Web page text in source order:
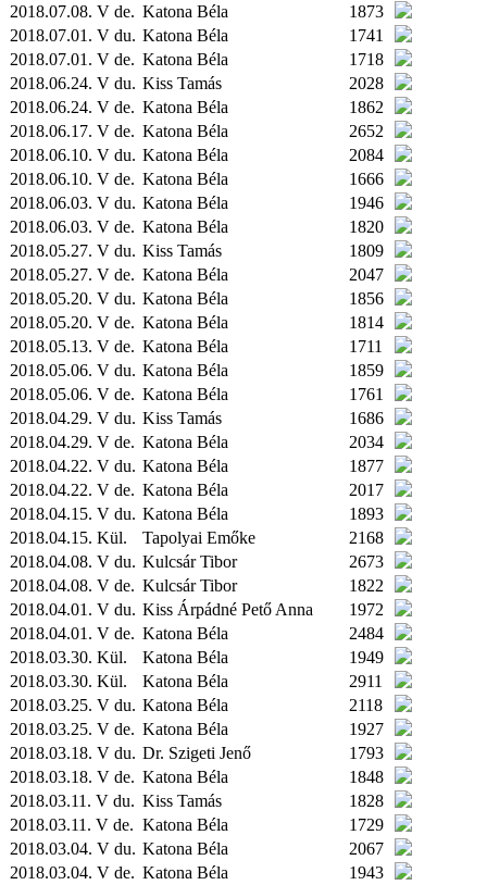
2018.07.08. V de. Katona Béla
1873
2018.07.01. V du. Katona Béla
1741
2018.07.01. V de. Katona Béla
1718
2018.06.24. V du. Kiss Tamás
2028
2018.06.24. V de. Katona Béla
1862
2018.06.17. V de. Katona Béla
2652
2018.06.10. V du. Katona Béla
2084
2018.06.10. V de. Katona Béla
1666
2018.06.03. V du. Katona Béla
1946
2018.06.03. V de. Katona Béla
1820
2018.05.27. V du. Kiss Tamás
1809
2018.05.27. V de. Katona Béla
2047
2018.05.20. V du. Katona Béla
1856
2018.05.20. V de. Katona Béla
1814
2018.05.13. V de. Katona Béla
1711
2018.05.06. V du. Katona Béla
1859
2018.05.06. V de. Katona Béla
1761
2018.04.29. V du. Kiss Tamás
1686
2018.04.29. V de. Katona Béla
2034
2018.04.22. V du. Katona Béla
1877
2018.04.22. V de. Katona Béla
2017
2018.04.15. V du. Katona Béla
1893
2018.04.15. Kül. Tapolyai Emőke
2168
2018.04.08. V du. Kulcsár Tibor
2673
2018.04.08. V de. Kulcsár Tibor
1822
2018.04.01. V du. Kiss Árpádné Pető Anna
1972
2018.04.01. V de. Katona Béla
2484
2018.03.30. Kül. Katona Béla
1949
2018.03.30. Kül. Katona Béla
2911
2018.03.25. V du. Katona Béla
2118
2018.03.25. V de. Katona Béla
1927
2018.03.18. V du. Dr. Szigeti Jenő
1793
2018.03.18. V de. Katona Béla
1848
2018.03.11. V du. Kiss Tamás
1828
2018.03.11. V de. Katona Béla
1729
2018.03.04. V du. Katona Béla
2067
2018.03.04. V de. Katona Béla
1943